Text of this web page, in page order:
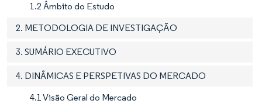
1.2 Âmbito do Estudo
2. METODOLOGIA DE INVESTIGAÇÃO
3. SUMÁRIO EXECUTIVO
4. DINÂMICAS E PERSPETIVAS DO MERCADO
4.1 Visão Geral do Mercado